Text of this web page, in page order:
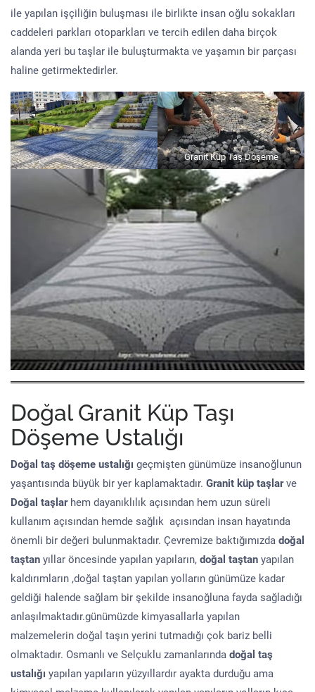
ile yapılan işçiliğin buluşması ile birlikte insan oğlu sokakları
caddeleri parkları otoparkları ve tercih edilen daha birçok
alanda yeri bu taşlar ile buluşturmakta ve yaşamın bir parçası
haline getirmektedirler.
Granit Küp Taş Döşeme
Doğal Granit Küp Taşı
Döşeme Ustalığı
Doğal taş döşeme ustalığı geçmişten günümüze insanoğlunun
yaşantısında büyük bir yer kaplamaktadır. Granit küp taşlarve
Doğal taşlar hem dayanıklılık açısından hem uzun süreli
kullanım açısından hemde sağlık açısından insan hayatında
önemli bir değeri bulunmaktadır. Çevremize baktığımızda doğal
taştan yıllar öncesinde yapılan yapıların, doğal taştan yapılan
kaldırımların ,doğal taştan yapılan yolların günümüze kadar
geldiği halende sağlam bir şekilde insanoğluna fayda sağladığı
anlaşılmaktadır.günümüzde kimyasallarla yapılan
malzemelerin doğal taşın yerini tutmadığı çok bariz belli
olmaktadır. Osmanlı ve Selçuklu zamanlarında doğal taş
ustalığı yapılan yapıların yüzyıllardır ayakta durduğu ama